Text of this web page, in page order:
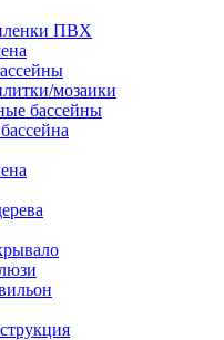
ПВХ
мозаики
бассейны